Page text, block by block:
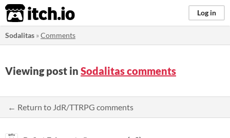
itch.io Log in
Sodalitas »Comments
Viewing post in Sodalitas comments
← Return to JdR/TTRPG comments